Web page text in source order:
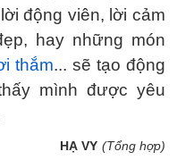
động viên, lời cảm
hay những món
thắm... sẽ tạo động
mình được yêu
HẠ VY (Tổng hợp)